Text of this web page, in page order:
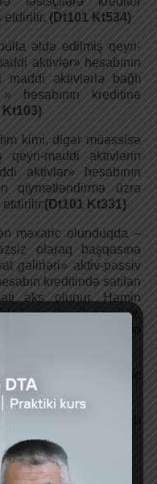
etdirilir. (Dt101 Kt534)
əldə edilmiş qeyri-
aktivlər» hesabının
aktivlərlə bağlı
» hesabının kreditinə
Kt103)
kimi, digər müəssisə
qeyri-maddi aktivlərin
aktivlər» hesabının
üzrə
etdirilir.(Dt101 Kt331)
məxaric olunduqda –
olaraq başqasına
gəlirləri» aktiv-passiv
kreditində satılan
əks olunur. Həmin
do əks olunmalıdır.
hesabının debetində
əks olunur.
aktivlərin
aparılır:
gəlirləri»;Kredit hesab
(Dt
üzrə: